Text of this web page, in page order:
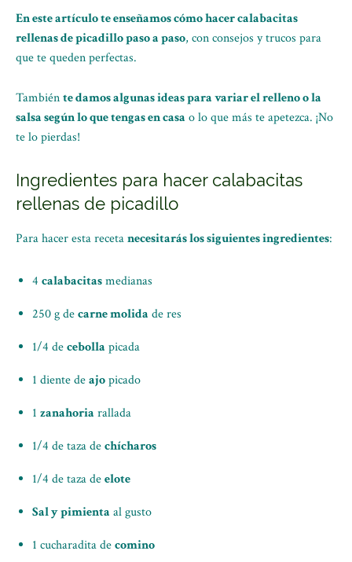
En este artículo te enseñamos cómo hacer calabacitas
rellenas de picadillo paso a paso, con consejos y trucos para
que te queden perfectas.
Tambiénte damos algunas ideas para variar el relleno o la
salsa según lo que tengas en casa o lo que más te apetezca. ¡No
te lo pierdas!
Ingredientes para hacer calabacitas
rellenas de picadillo
Para hacer esta recetanecesitarás los siguientes ingredientes:
4 calabacitasmedianas
250 g decarne molida de res
1/4 decebolla picada
1 diente deajopicado
1 zanahoria rallada
1/4 de taza dechícharos
1/4 de taza deelote
Sal y pimienta al gusto
1 cucharadita decomino